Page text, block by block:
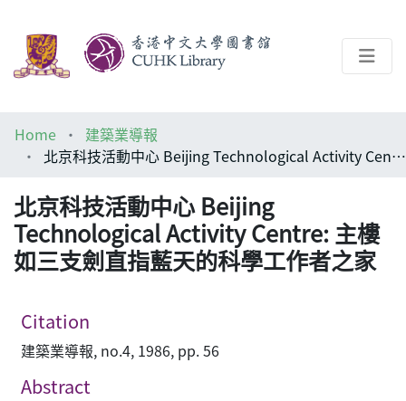
Help
Home
建築業導報
北京科技活動中心 Beijing Technological Activity Centre: 主樓如三支劍直指藍天的科學工作者之家
北京科技活動中心 Beijing
Technological Activity Centre: 主樓
如三支劍直指藍天的科學工作者之家
Citation
建築業導報, no.4, 1986, pp. 56
Abstract